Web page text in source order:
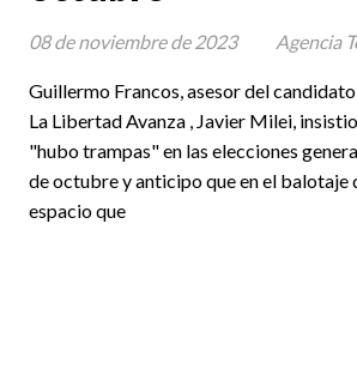
Guillermo Francos, asesor del
La Libertad Avanza , Javier Milei,
"hubo trampas" en las elecciones
de octubre y anticipo que en el balotaje
espacio que
08 de noviembre de 2023 Agencia